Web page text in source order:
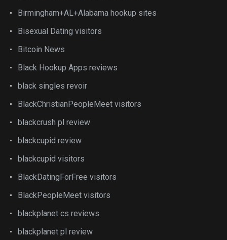
Birmingham+AL+Alabama hookup sites
Bisexual Dating visitors
Bitcoin News
Black Hookup Apps reviews
black singles revoir
BlackChristianPeopleMeet visitors
blackcrush pl review
blackcupid review
blackcupid visitors
BlackDatingForFree visitors
BlackPeopleMeet visitors
blackplanet cs reviews
blackplanet pl review